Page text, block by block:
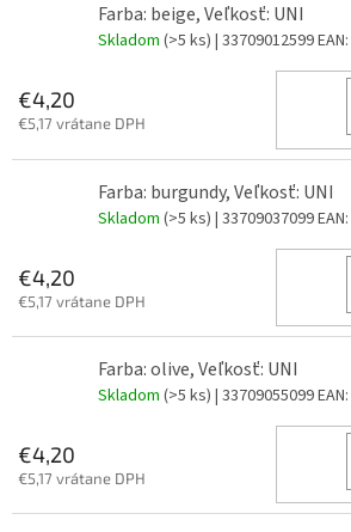
Farba: beige, Veľkosť: UNI
Skladom (>5 ks) | 33709012599EAN:
€4,20
€5,17 vrátane DPH
Farba: burgundy, Veľkosť: UNI
Skladom (>5 ks) | 33709037099EAN:
€4,20
€5,17 vrátane DPH
Farba: olive, Veľkosť: UNI
Skladom (>5 ks) | 33709055099EAN:
€4,20
€5,17 vrátane DPH